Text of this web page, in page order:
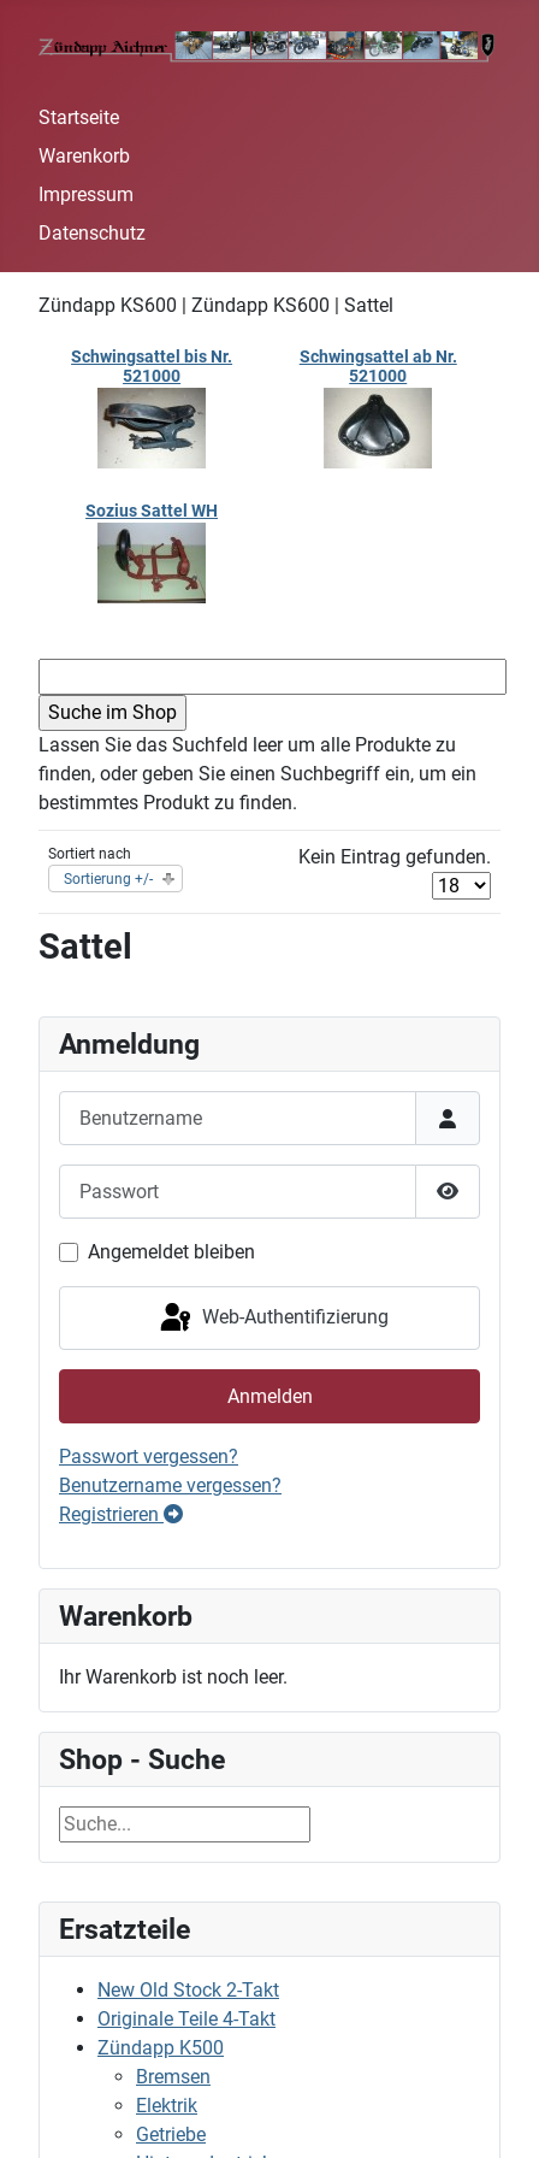
Startseite
Warenkorb
Impressum
Datenschutz
Ersatzteile
New Old Stock 2-Takt
Originale Teile 4-Takt
Zündapp K500
Bremsen
Elektrik
Getriebe
Zündapp KS600 | Zündapp KS600 | Sattel
Schwingsattel bis Nr.
521000
Schwingsattel ab Nr.
521000
Sozius Sattel WH
Lassen Sie das Suchfeld leer um alle Produkte zu
finden, oder geben Sie einen Suchbegriff ein, um ein
bestimmtes Produkt zu finden.
Sortiert nach
Sortierung +/-
Kein Eintrag gefunden.
Sattel
Anmeldung
Passwort
Angemeldet bleiben
Web-Authentifizierung
Anmelden
Passwort vergessen?
Benutzername vergessen?
Registrieren
Warenkorb
Ihr Warenkorb ist noch leer.
Shop - Suche